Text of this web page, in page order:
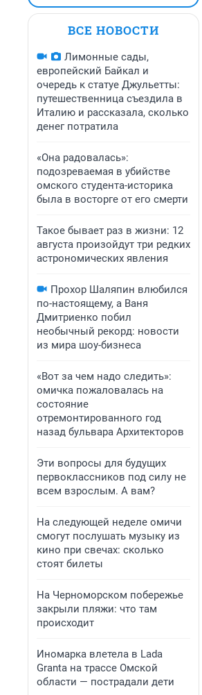
ВСЕ НОВОСТИ
Лимонные сады,
европейский Байкал и
очередь к статуе Джульетты:
путешественница съездила в
Италию и рассказала, сколько
денег потратила
«Она радовалась»:
подозреваемая в убийстве
омского студента-историка
была в восторге от его смерти
Такое бывает раз в жизни: 12
августа произойдут три редких
астрономических явления
Прохор Шаляпин влюбился
по-настоящему, а Ваня
Дмитриенко побил
необычный рекорд: новости
из мира шоу-бизнеса
«Вот за чем надо следить»:
омичка пожаловалась на
состояние
отремонтированного год
назад бульвара Архитекторов
Эти вопросы для будущих
первоклассников под силу не
всем взрослым. А вам?
На следующей неделе омичи
смогут послушать музыку из
кино при свечах: сколько
стоят билеты
На Черноморском побережье
закрыли пляжи: что там
происходит
Иномарка влетела в Lada
Granta на трассе Омской
области — пострадали дети